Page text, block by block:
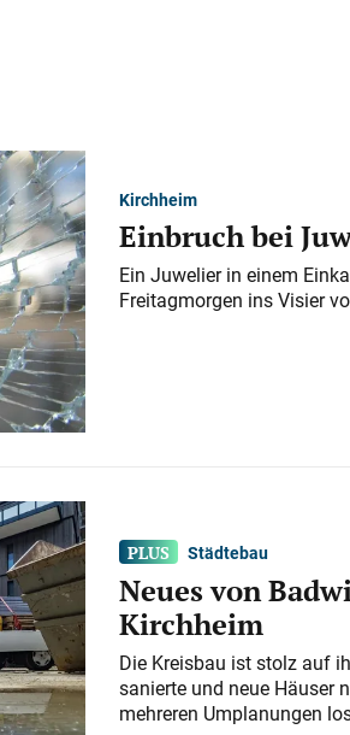
Kirchheim
Einbruch bei
Ein Juwelier in einem
Freitagmorgen ins Visier
Städtebau
Neues von
Kirchheim
Die Kreisbau ist stolz auf
sanierte und neue Häuser
mehreren Umplanungen